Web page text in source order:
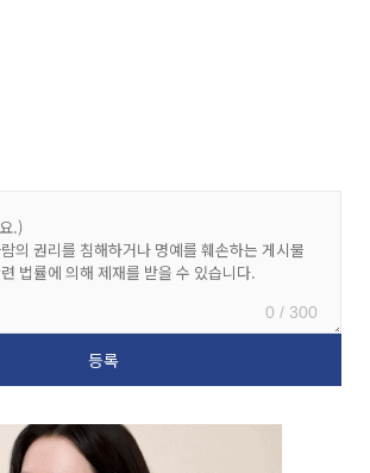
0 / 300